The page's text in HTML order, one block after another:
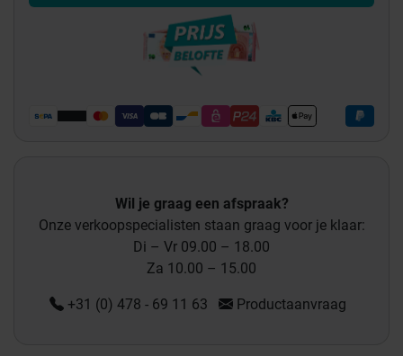
Wil je graag een afspraak?
Onze verkoopspecialisten staan graag voor je klaar:
Di – Vr 09.00 – 18.00
Za 10.00 – 15.00
+31 (0) 478 - 69 11 63 Productaanvraag